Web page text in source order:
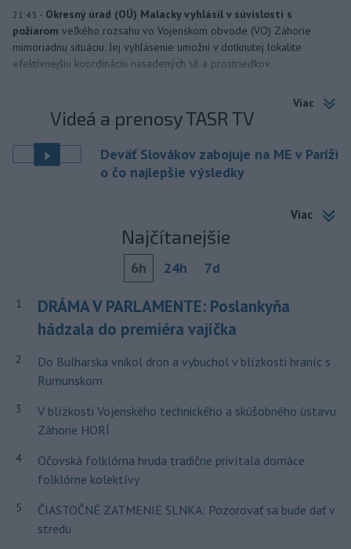
21:43 - Okresný úrad (OÚ) Malacky vyhlásil v súvislosti s
požiarom veľkého rozsahu vo Vojenskom obvode (VO) Záhorie
mimoriadnu situáciu. Jej vyhlásenie umožní v dotknutej lokalite
efektívnejšiu koordináciu nasadených síl a prostriedkov.
Viac
Videá a prenosy TASR TV
Deväť Slovákov zabojuje na ME v Paríži
o čo najlepšie výsledky
Viac
Najčítanejšie
6h 24h 7d
1
DRÁMA V PARLAMENTE: Poslankyňa
hádzala do premiéra vajíčka
2
Do Bulharska vnikol dron a vybuchol v blízkosti hraníc s
Rumunskom
3
V blízkosti Vojenského technického a skúšobného ústavu
Záhorie HORÍ
4
Očovská folklórna hruda tradične privítala domáce
folklórne kolektívy
5
ČIASTOČNÉ ZATMENIE SLNKA: Pozorovať sa bude dať v
stredu